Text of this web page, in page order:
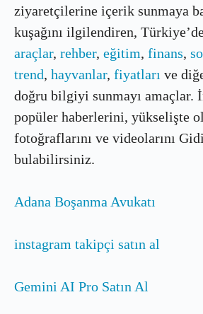
ziyaretçilerine içerik sunmaya
kuşağını ilgilendiren,
araçlar, rehber, eğitim, finans,
trend, hayvanlar, fiyatları ve
doğru bilgiyi sunmayı amaçlar.
popüler haberlerini, yükselişte
fotoğraflarını ve videolarını
bulabilirsiniz.
Adana Boşanma Avukatı
instagram takipçi satın al
Gemini AI Pro Satın Al